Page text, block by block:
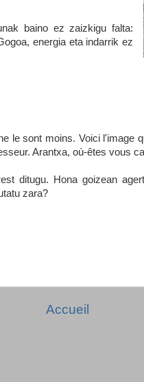
baino ez zaizkigu falta:
energia eta indarrik ez
le sont moins. Voici l'image
Arantxa, où-êtes vous
ditugu. Hona goizean
zara?
Accueil